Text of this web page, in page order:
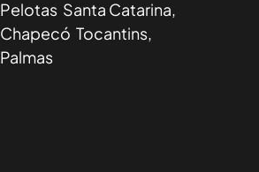
Pelotas Santa Catarina,
Chapecó Tocantins,
Palmas